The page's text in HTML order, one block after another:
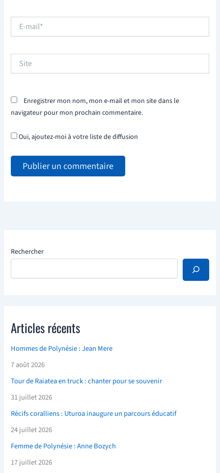
mail*
Site
Enregistrer mon nom, mon e-mail et mon site dans le
navigateur pour mon prochain commentaire.
Oui, ajoutez-moi à votre liste de diffusion
Rechercher
Articles récents
Hommes de Polynésie : Jean Mere
7 août 2026
Tour de Raiatea en truck : chanter pour se souvenir
31 juillet 2026
Récifs coralliens : Uturoa inaugure un parcours éducatif
24 juillet 2026
Femme de Polynésie : Anne Bozych
17 juillet 2026